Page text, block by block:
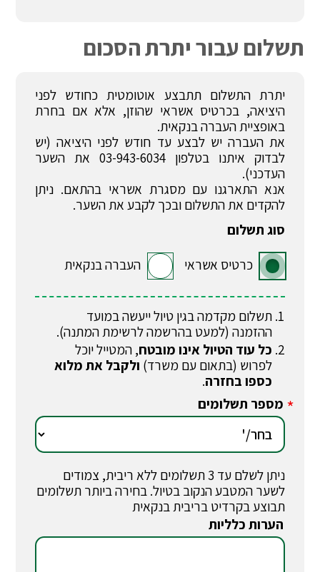
תשלום עבור יתרת הסכום
יתרת התשלום תתבצע אוטומטית כחודש לפני
היציאה, בכרטיס אשראי שהוזן, אלא אם בחרת
באופציית העברה בנקאית.
את העברה יש לבצע עד חודש לפני היציאה (יש
לבדוק איתנו בטלפון 03-943-6034 את השער
העדכני).
אנא התארגנו עם מסגרת אשראי בהתאם. ניתן
להקדים את התשלום ובכך לקבע את השער.
סוג תשלום
כרטיס אשראי
העברה בנקאית
תשלום מקדמה בגין טיול ייעשה במועד
ההזמנה (למעט בהרשמה לרשימת המתנה).
כל עוד הטיול אינו מובטח, המטייל יוכל
לפרוש (בתאום עם משרד) ולקבל את מלוא
כספו בחזרה.
* מספר תשלומים
ניתן לשלם עד 3 תשלומים ללא ריבית, צמודים
לשער המטבע הנקוב בטיול. בחירה ביותר תשלומים
תבוצע בקרדיט בריבית בנקאית
הערות כלליות